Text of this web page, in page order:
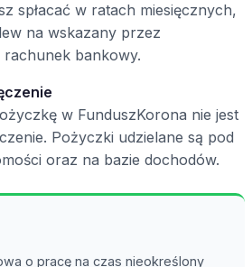
spłacać w ratach miesięcznych,
na wskazany przez
bankowy.
w FunduszKorona nie jest
Pożyczki udzielane są pod
oraz na bazie dochodów.
o pracę na czas nieokreślony